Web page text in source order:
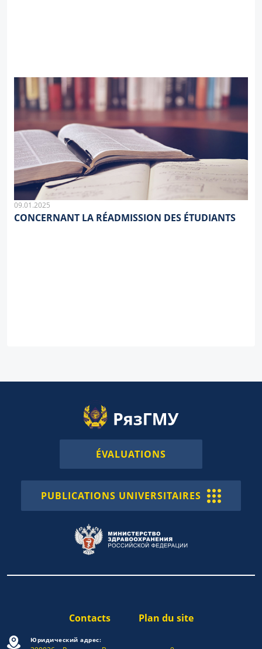
09.01.2025
CONCERNANT LA RÉADMISSION DES ÉTUDIANTS
ÉVALUATIONS
PUBLICATIONS UNIVERSITAIRES
Contacts Plan du site
Юридический адрес: